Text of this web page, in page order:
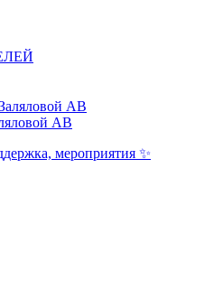
АВ
мероприятия ✨